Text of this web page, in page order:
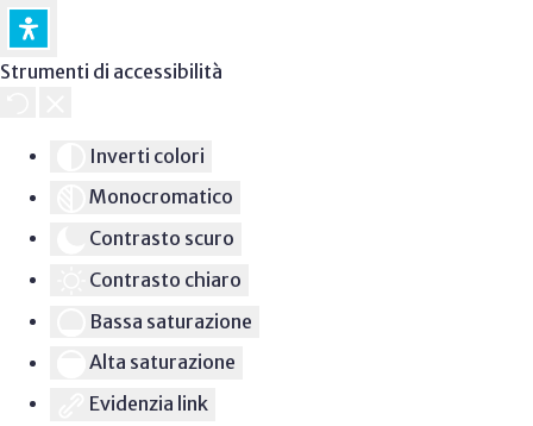
Strumenti di accessibilità
Inverti colori
Monocromatico
Contrasto scuro
Contrasto chiaro
Bassa saturazione
Alta saturazione
Evidenzia link